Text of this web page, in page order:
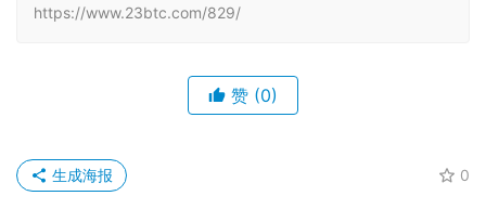
https://www.23btc.com/829/
赞 (0)
0
生成海报